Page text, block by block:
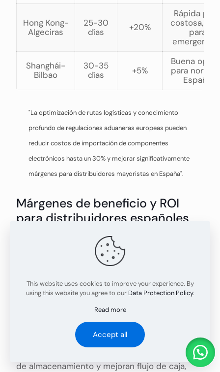
Hong Kong-
Algeciras
25-30
días
+20%
Rápida
costosa,
para
Shanghái-
Bilbao
30-35
días
+5%
Buena
para norte
España
"La optimización de rutas logísticas y conocimiento
profundo de regulaciones aduaneras europeas pueden
reducir costos de importación de componentes
electrónicos hasta un 30% y mejorar significativamente
márgenes para distribuidores mayoristas en España".
Márgenes de beneficio y ROI
para distribuidores españoles
El retorno de inversión (ROI) en pantalla iPhone
16 Pro depende estratégicamente de la
selección adecuada de mezcla de productos y
volúmenes de compra. Los distribuidores que
premium con opciones Incell LCD para
mercados sensibles al precio logran márgenes
componentes complementarios como la
batería iPhone 16 Proy mantener stock de
pantallas de generaciones anteriores
optimizar la rotación de inventario. Los
wholesalers que mantienen ciclos de
reposición inferiores a 30 días reducen costos
de almacenamiento y mejoran flujo de caja,
This website uses cookies to improve your experience. By
using this website you agree to our Data Protection Policy.
Read more
Accept all